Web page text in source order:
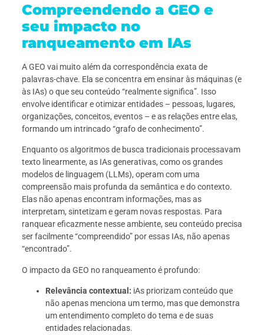
Compreendendo a GEO e
seu impacto no
ranqueamento em IAs
A GEO vai muito além da correspondência exata de
palavras-chave. Ela se concentra em ensinar às máquinas (e
às IAs) o que seu conteúdo “realmente significa”. Isso
envolve identificar e otimizar entidades – pessoas, lugares,
organizações, conceitos, eventos – e as relações entre elas,
formando um intrincado “grafo de conhecimento”.
Enquanto os algoritmos de busca tradicionais processavam
texto linearmente, as IAs generativas, como os grandes
modelos de linguagem (LLMs), operam com uma
compreensão mais profunda da semântica e do contexto.
Elas não apenas encontram informações, mas as
interpretam, sintetizam e geram novas respostas. Para
ranquear eficazmente nesse ambiente, seu conteúdo precisa
ser facilmente “compreendido” por essas IAs, não apenas
“encontrado”.
O impacto da GEO no ranqueamento é profundo:
Relevância contextual: iAs priorizam conteúdo que
não apenas menciona um termo, mas que demonstra
um entendimento completo do tema e de suas
entidades relacionadas.